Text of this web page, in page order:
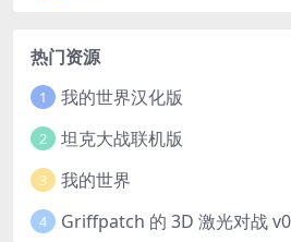
热门资源
1 我的世界汉化版
2 坦克大战联机版
3 我的世界
4 Griffpatch 的 3D 激光对战